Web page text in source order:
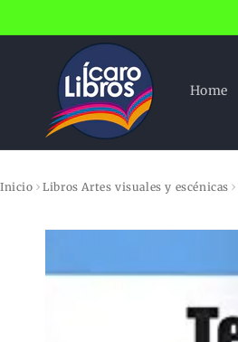
al contenido
Home
Inicio › Libros Artes visuales y escénicas ›
directamente
del producto